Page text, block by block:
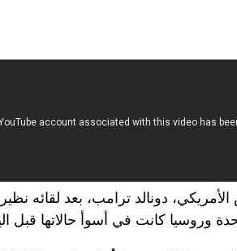
الأمريكي، دونالد ترامب، بعد لقائه
وروسيا كانت في أسوأ حالاتها